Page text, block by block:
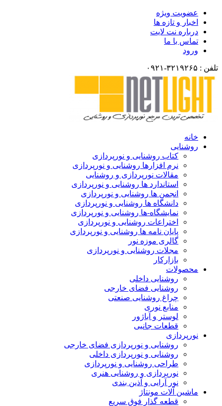
عضویت ویژه
اخبار و تازه ها
درباره نت لایت
تماس با ما
ورود
تلفن : ۳۲۱۹۲۶۵-۰۹۲۱
خانه
روشنایی
کتاب روشنایی و نورپردازی
نرم افزارها روشنایی و نورپردازی
مقالات نورپردازی و روشنایی
استاندارد ها روشنایی و نورپردازی
انجمن ها روشنایی و نورپردازی
دانشگاه ها روشنایی و نورپردازی
نمایشگاه-ها روشنایی و نورپردازی
اختراعات روشنایی و نورپردازی
پایان نامه ها روشنایی و نورپردازی
گالری موزه نور
مجلات روشنایی و نورپردازی
بازارکار
محصولات
روشنایی داخلی
روشنایی فضای خارجی
چراغ روشنایی صنعتی
منابع نوری
لوستر و آباژور
قطعات جانبی
نورپردازی
روشنایی و نورپردازی فضای خارجی
روشنایی و نورپردازی داخلی
طراحی روشنایی و نورپردازی
نورپردازی و روشنایی هنری
نور آرایی و آذین بندی
ماشین آلات مونتاژ
قطعه گذار فوق سریع